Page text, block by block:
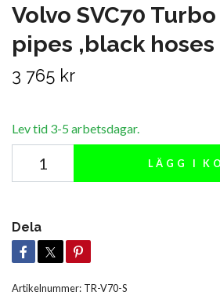
Volvo SVC70
pipes ,black hoses
3 765 kr
Lev tid 3-5 arbetsdagar.
LÄGG I
Dela
Artikelnummer: TR-V70-S